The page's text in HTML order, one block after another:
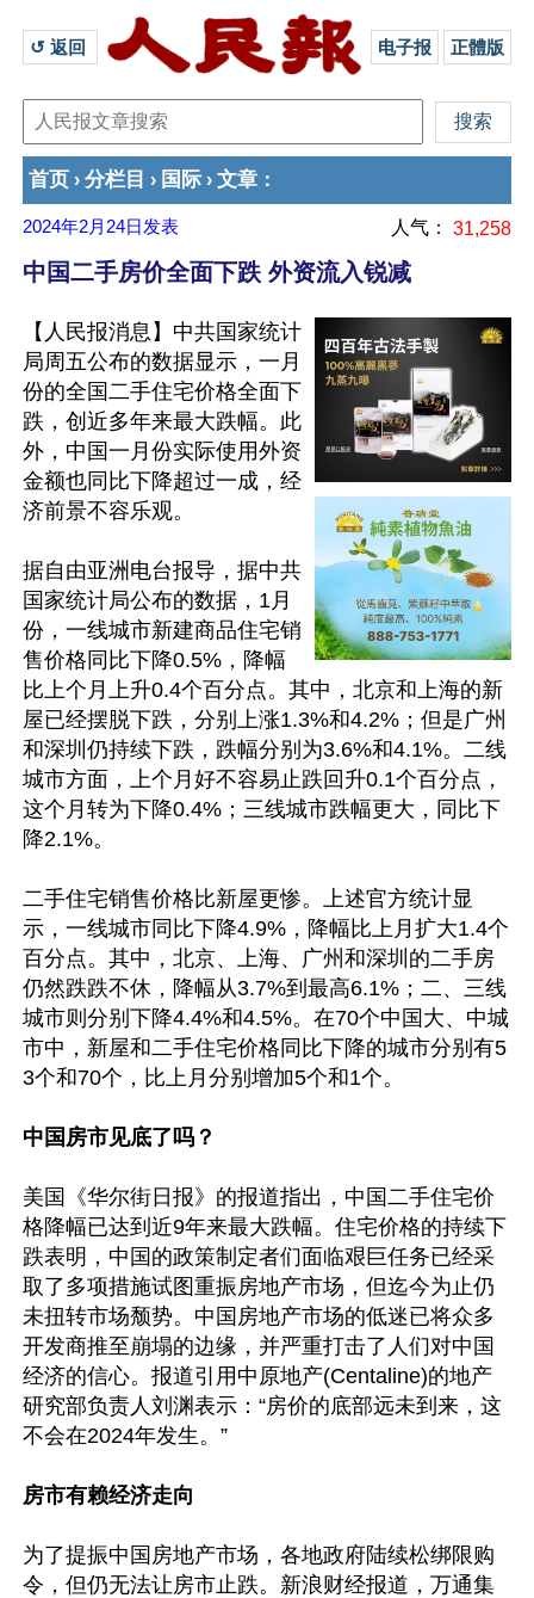
↺ 返回 电子报 正體版
首页 › 分栏目 › 国际 › 文章 ：
2024年2月24日 发表 人气： 31,258
中国二手房价全面下跌 外资流入锐减
【人民报消息】中共国家统计
局周五公布的数据显示，一月
份的全国二手住宅价格全面下
跌，创近多年来最大跌幅。此
外，中国一月份实际使用外资
金额也同比下降超过一成，经
济前景不容乐观。
据自由亚洲电台报导，据中共
国家统计局公布的数据，1月
份，一线城市新建商品住宅销
售价格同比下降0.5%，降幅
比上个月上升0.4个百分点。其中，北京和上海的新
屋已经摆脱下跌，分别上涨1.3%和4.2%；但是广州
和深圳仍持续下跌，跌幅分别为3.6%和4.1%。二线
城市方面，上个月好不容易止跌回升0.1个百分点，
这个月转为下降0.4%；三线城市跌幅更大，同比下
降2.1%。
二手住宅销售价格比新屋更惨。上述官方统计显
示，一线城市同比下降4.9%，降幅比上月扩大1.4个
百分点。其中，北京、上海、广州和深圳的二手房
仍然跌跌不休，降幅从3.7%到最高6.1%；二、三线
城市则分别下降4.4%和4.5%。在70个中国大、中城
市中，新屋和二手住宅价格同比下降的城市分别有5
3个和70个，比上月分别增加5个和1个。
中国房市见底了吗？
美国《华尔街日报》的报道指出，中国二手住宅价
格降幅已达到近9年来最大跌幅。住宅价格的持续下
跌表明，中国的政策制定者们面临艰巨任务已经采
取了多项措施试图重振房地产市场，但迄今为止仍
未扭转市场颓势。中国房地产市场的低迷已将众多
开发商推至崩塌的边缘，并严重打击了人们对中国
经济的信心。报道引用中原地产(Centaline)的地产
研究部负责人刘渊表示：“房价的底部远未到来，这
不会在2024年发生。”
房市有赖经济走向
为了提振中国房地产市场，各地政府陆续松绑限购
令，但仍无法让房市止跌。新浪财经报道，万通集